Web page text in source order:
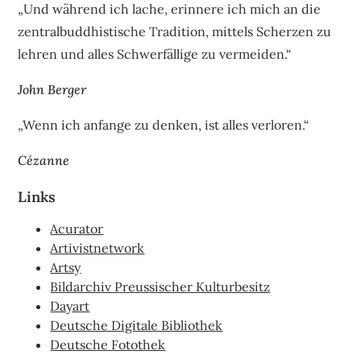
„Und während ich lache, erinnere ich mich an die
zentralbuddhistische Tradition, mittels Scherzen zu
lehren und alles Schwerfällige zu vermeiden.“
John Berger
„Wenn ich anfange zu denken, ist alles verloren.“
Cézanne
Links
Acurator
Artivistnetwork
Artsy
Bildarchiv Preussischer Kulturbesitz
Dayart
Deutsche Digitale Bibliothek
Deutsche Fotothek